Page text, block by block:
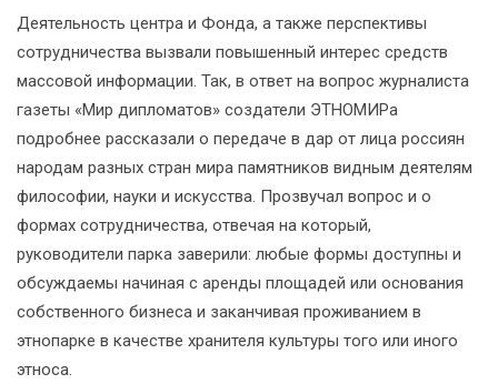
Деятельность центра и Фонда, а также перспективы
сотрудничества вызвали повышенный интерес средств
массовой информации. Так, в ответ на вопрос журналиста
газеты «Мир дипломатов» создатели ЭТНОМИРа
подробнее рассказали о передаче в дар от лица россиян
народам разных стран мира памятников видным деятелям
философии, науки и искусства. Прозвучал вопрос и о
формах сотрудничества, отвечая на который,
руководители парка заверили: любые формы доступны и
обсуждаемы начиная с аренды площадей или основания
собственного бизнеса и заканчивая проживанием в
этнопарке в качестве хранителя культуры того или иного
этноса.